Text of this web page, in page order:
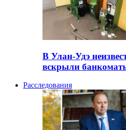
В Улан-Удэ
вскрыли
Расследования